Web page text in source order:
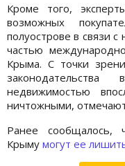
Кроме того,
возможных
полуострове в связи
частью
Крыма. С точки
недвижимостью
ничтожными,
Ранее сообщалось,
Крыму могут ее